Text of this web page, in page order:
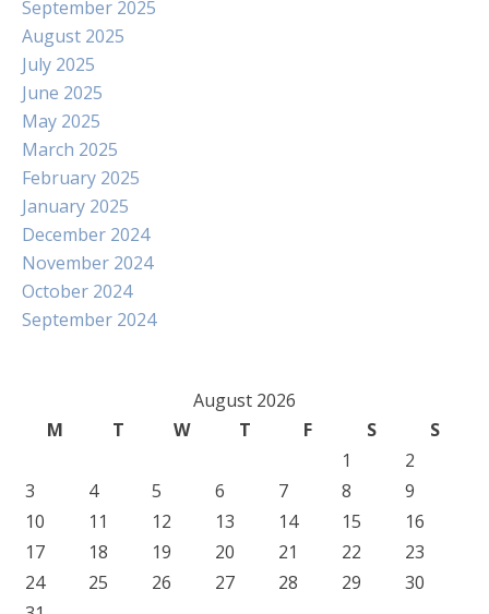
September 2025
August 2025
July 2025
June 2025
May 2025
March 2025
February 2025
January 2025
December 2024
November 2024
October 2024
September 2024
August 2026
M
T W T F S
S
1
2
3
4 5 6 7 8
9
10
11 12 13 14 15
16
17
18 19 20 21 22
23
24
25 26 27 28 29
30